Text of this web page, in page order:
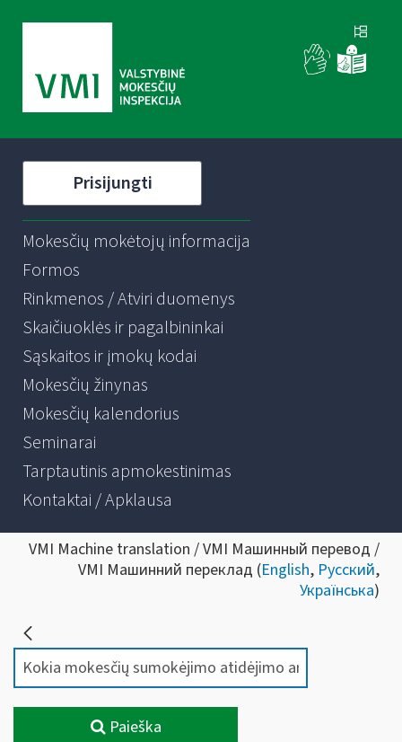
Prisijungti
Mokesčių mokėtojų informacija
Formos
Rinkmenos / Atviri duomenys
Skaičiuoklės ir pagalbininkai
Sąskaitos ir įmokų kodai
Mokesčių žinynas
Mokesčių kalendorius
Seminarai
Tarptautinis apmokestinimas
Kontaktai / Apklausa
VMI Machine translation / VMI Машинный перевод /
VMI Машинний переклад (English, Русский,
Українська)
Paieška